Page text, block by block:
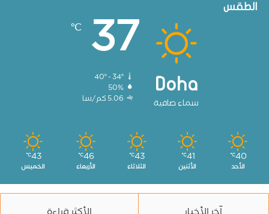
الطقس
Doha
سماء صافية
37
℃
50%
5.06 كم/سا
40
℃
الأحد
41
℃
الأثنين
43
℃
الثلاثاء
46
℃
الأربعاء
43
℃
الخميس